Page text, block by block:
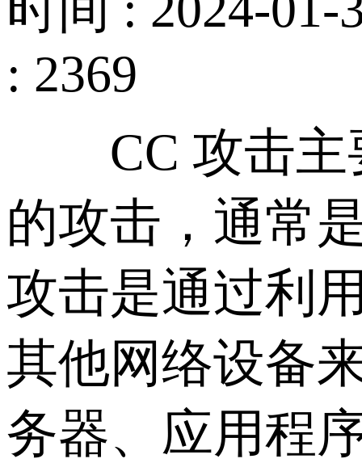
: 2369
CC 攻击主要
的攻击，通常
攻击是通过利
其他网络设备
务器、应用程